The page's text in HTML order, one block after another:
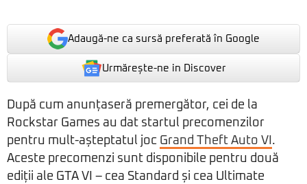
Adaugă-ne ca sursă preferată în Google
Urmărește-ne in Discover
După cum anunțaseră premergător, cei de la
Rockstar Games au dat startul precomenzilor
pentru mult-așteptatul joc Grand Theft Auto VI .
Aceste precomenzi sunt disponibile pentru două
ediții ale GTA VI – cea Standard și cea Ultimate